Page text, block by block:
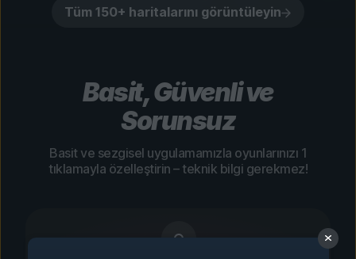
Tüm 150+ haritalarını görüntüleyin
Basit, Güvenli ve
Sorunsuz
Basit ve sezgisel uygulamamızla oyunlarınızı 1
tıklamayla özelleştirin – teknik bilgi gerekmez!